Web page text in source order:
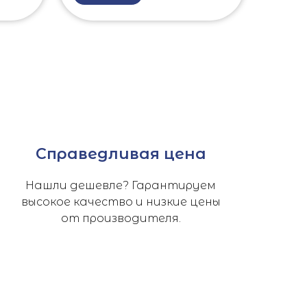
Справедливая цена
Нашли дешевле? Гарантируем
высокое качество и низкие цены
от производителя.